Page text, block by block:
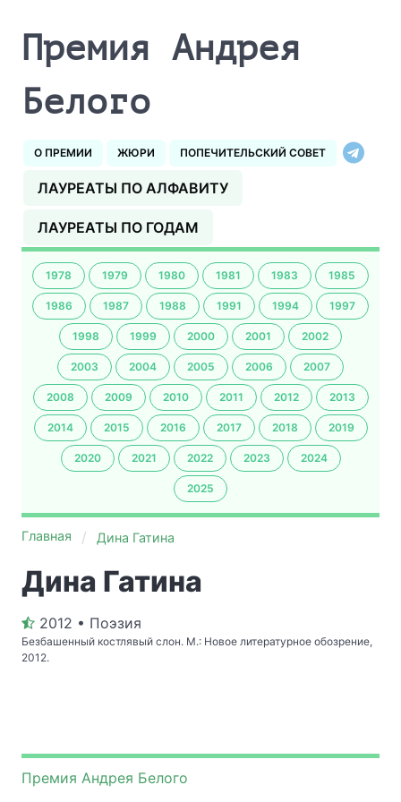
Премия Андрея
Белого
О ПРЕМИИ ЖЮРИ ПОПЕЧИТЕЛЬСКИЙ СОВЕТ
ЛАУРЕАТЫ ПО АЛФАВИТУ
ЛАУРЕАТЫ ПО ГОДАМ
1978 1979 1980 1981 1983 1985
1986 1987 1988 1991 1994 1997
1998 1999 2000 2001 2002
2003 2004 2005 2006 2007
2008 2009 2010 2011 2012 2013
2014 2015 2016 2017 2018 2019
2020 2021 2022 2023 2024
2025
Главная Дина Гатина
Дина Гатина
2012 • Поэзия
Безбашенный костлявый слон. М.: Новое литературное обозрение,
2012.
Премия Андрея Белого